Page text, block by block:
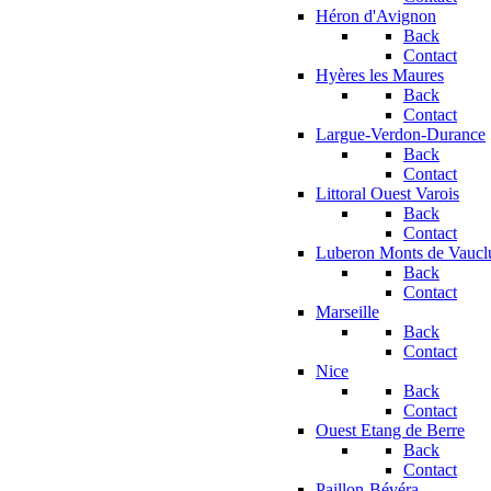
Héron d'Avignon
Back
Contact
Hyères les Maures
Back
Contact
Largue-Verdon-Durance
Back
Contact
Littoral Ouest Varois
Back
Contact
Luberon Monts de
Back
Contact
Marseille
Back
Contact
Nice
Back
Contact
Ouest Etang de Berre
Back
Contact